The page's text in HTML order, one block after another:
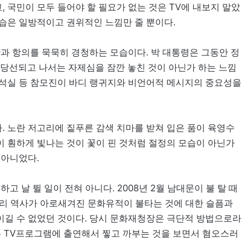
국민이 모두 들어야 할 필요가 없는 것은 TV에 내보지 말았
은 일방적이고 권위적인 느낌만 줄 뿐이다.
항의를 묵묵히 경청하는 모습이다. 박 대통령은 그동안 정
선되고 나서는 자제심을 잠깐 놓친 것이 아닌가 하는 느낌
등 참모진이 바디 랭귀지와 비언어적 메시지의 중요성을
란 저고리에 짙푸른 감색 치마를 받쳐 입은 품이 육영수
훤하게 빛나는 것이 꽃이 핀 것처럼 절정의 모습이 아닌가
니었다.
고 날 뛸 일이 전혀 아니다. 2008년 2월 남대문이 불 탈 때
역사가 아로새겨진 문화유적이 불타는 것에 대한 슬픔과
수 없었던 것이다. 당시 문화재청장은 극단적 방법으로라
프로그램에 출연해서 찧고 까부는 것을 보면서 혐오스러